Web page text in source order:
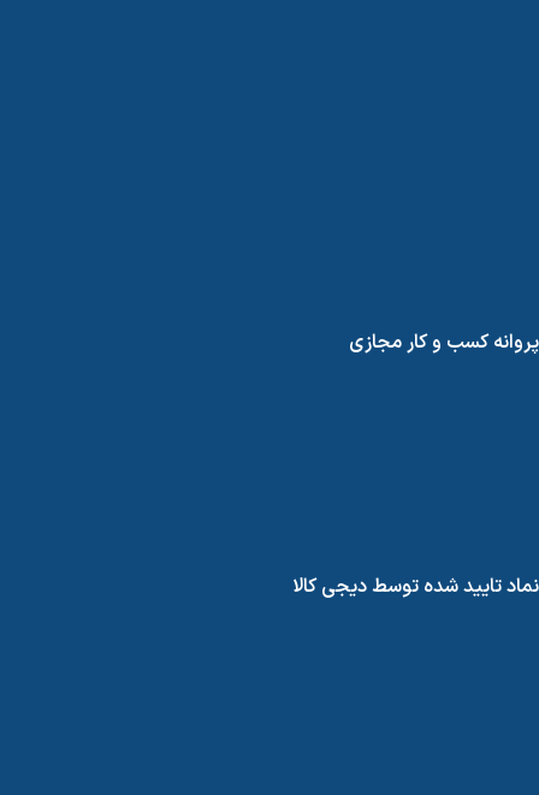
پروانه کسب و کار مجازی
نماد تایید شده توسط دیجی کالا